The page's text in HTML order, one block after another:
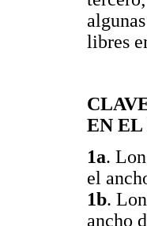
libres
EN EL
1a.
el
1b.
ancho